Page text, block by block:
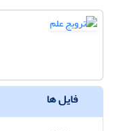
فایل ها